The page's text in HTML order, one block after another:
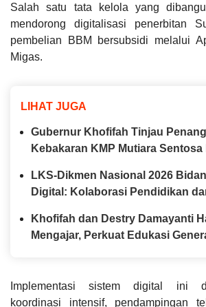
Salah satu tata kelola yang
mendorong digitalisasi penerbitan
pembelian BBM bersubsidi melalui
Migas.
LIHAT JUGA
Gubernur Khofifah Tinjau
Kebakaran KMP Mutiara Sentosa
LKS-Dikmen Nasional 2026
Digital: Kolaborasi Pendidikan
Khofifah dan Destry Damayanti
Mengajar, Perkuat Edukasi
Implementasi sistem digital ini
koordinasi intensif, pendampingan